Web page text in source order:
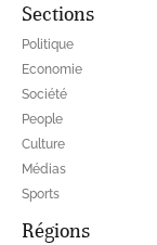
Sections
Politique
Economie
Société
People
Culture
Médias
Sports
Régions